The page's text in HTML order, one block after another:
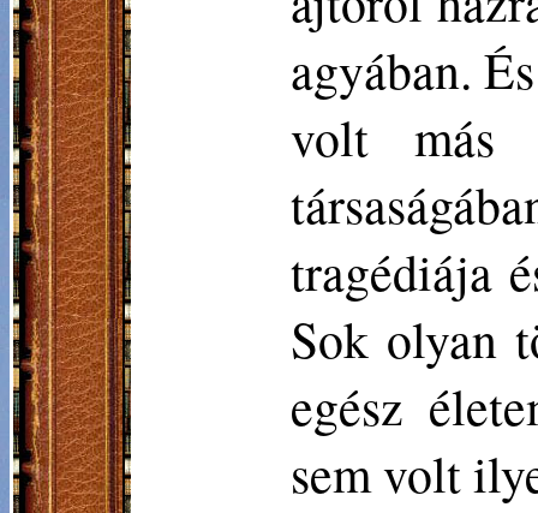
agyában.
volt más
tragédiája
Sok olyan
egész
sem volt